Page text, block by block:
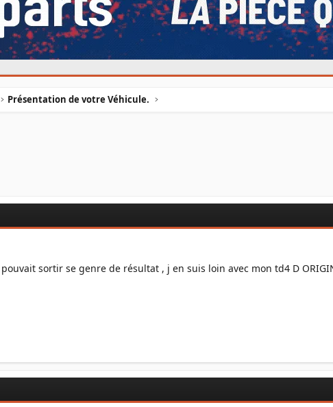
Présentation de votre Véhicule.
pouvait sortir se genre de résultat , j en suis loin avec mon td4 D